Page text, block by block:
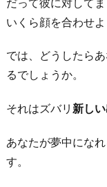
いくら顔を合わせ
では、どうしたら
るでしょうか。
それはズバリ 新し
あなたが夢中にな
す。